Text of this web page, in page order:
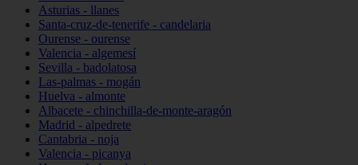
Asturias - llanes
Santa-cruz-de-tenerife - candelaria
Ourense - ourense
Valencia - algemesí
Sevilla - badolatosa
Las-palmas - mogán
Huelva - almonte
Albacete - chinchilla-de-monte-aragón
Madrid - alpedrete
Cantabria - noja
Valencia - picanya